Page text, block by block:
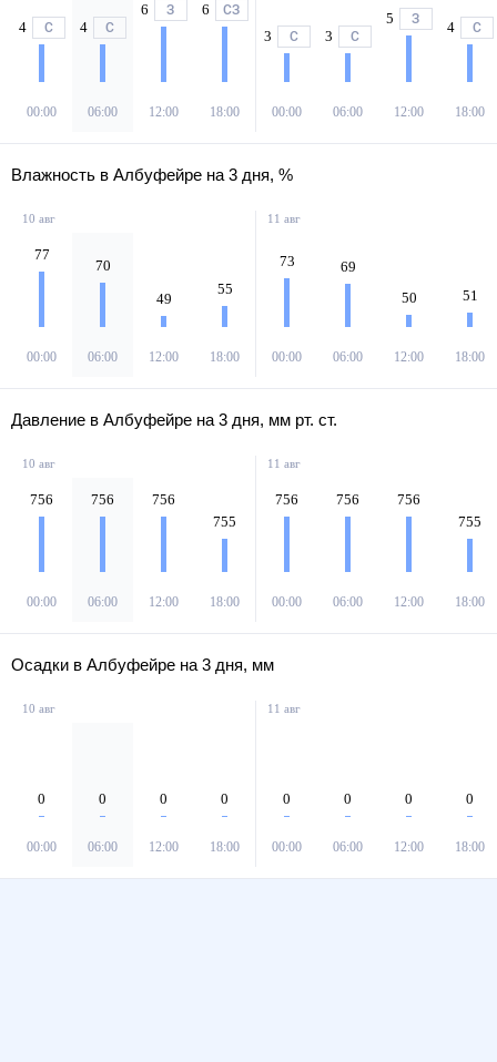
4 С
00:00
4 С
06:00
6 З
12:00
6 СЗ
18:00
3 С
00:00
3 С
06:00
5 З
12:00
4 С
18:00
Влажность в Албуфейре на 3 дня, %
10 авг
77
00:00
70
06:00
49
12:00
55
18:00
11 авг
73
00:00
69
06:00
50
12:00
51
18:00
Давление в Албуфейре на 3 дня, мм рт. ст.
10 авг
756
00:00
756
06:00
756
12:00
755
18:00
11 авг
756
00:00
756
06:00
756
12:00
755
18:00
Осадки в Албуфейре на 3 дня, мм
10 авг
0
00:00
0
06:00
0
12:00
0
18:00
11 авг
0
00:00
0
06:00
0
12:00
0
18:00